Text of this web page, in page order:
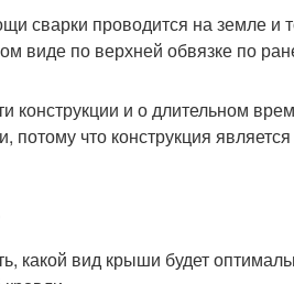
сварки проводится на земле и
виде по верхней обвязке по
конструкции и о длительном
что конструкция
какой вид крыши будет